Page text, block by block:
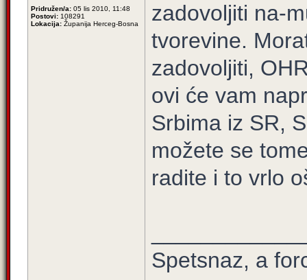
Pridružen/a: 05 lis 2010, 11:48
Postovi: 108291
Lokacija: Županija Herceg-Bosna
zadovoljiti na-
tvorevine.
zadovoljiti,
ovi će vam
Srbima iz SR,
možete se
radite i to vrlo
Spetsnaz, a